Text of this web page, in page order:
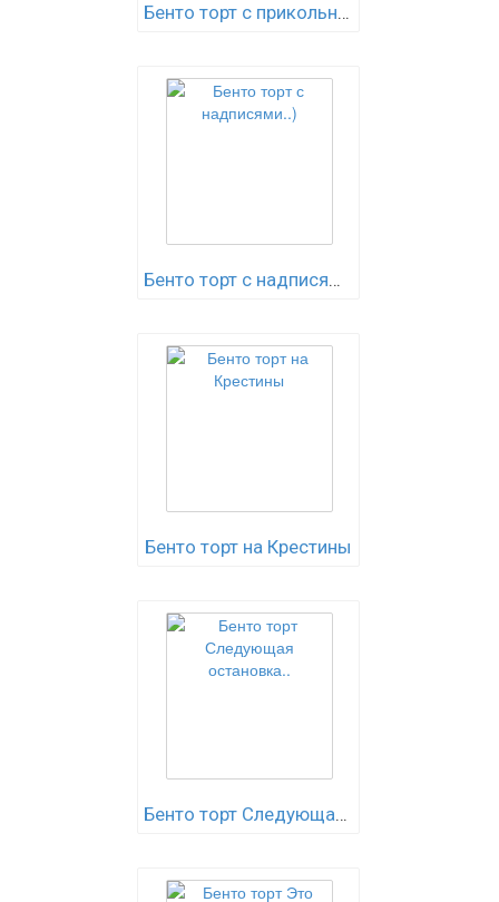
Бенто торт с прикольными..)
Бенто торт с надписями..)
Бенто торт на Крестины
Бенто торт Следующая остановка..